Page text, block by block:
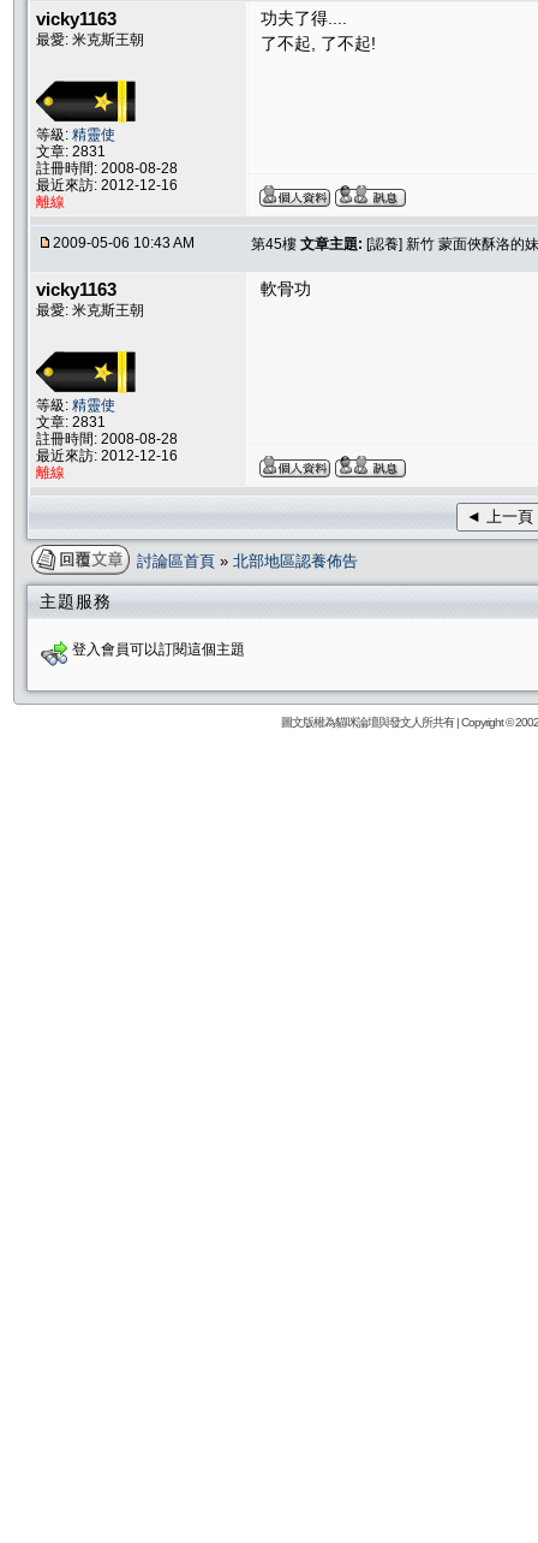
vicky1163
最愛: 米克斯王朝
等級: 精靈使
文章: 2831
註冊時間: 2008-08-28
最近來訪: 2012-12-16
離線
功夫了得....
了不起, 了不起!
2009-05-06 10:43 AM 第45樓 文章主題: [認養] 新竹 蒙面俠酥洛的
vicky1163
最愛: 米克斯王朝
等級: 精靈使
文章: 2831
註冊時間: 2008-08-28
最近來訪: 2012-12-16
離線
軟骨功
◄ 上一頁
討論區首頁 » 北部地區認養佈告
主題服務
登入會員可以訂閱這個主題
圖文版權為貓咪論壇與發文人所共有 | Copyright ©